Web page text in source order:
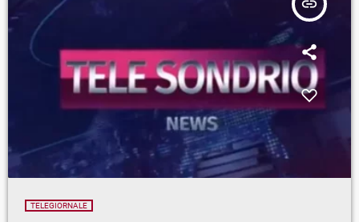
insert_link
TELEGIORNALE